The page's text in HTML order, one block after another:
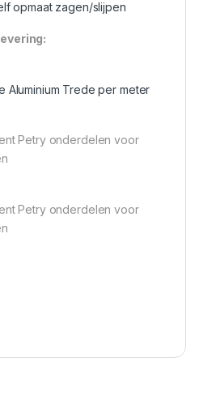
opmaat zagen/slijpen
Aluminium Trede per meter
Petry onderdelen voor
Petry onderdelen voor